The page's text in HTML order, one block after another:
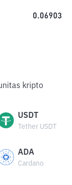
0.06903
kripto
USDT
Tether USDT
ADA
Cardano